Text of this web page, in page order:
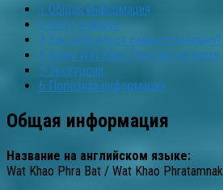
1 Общая информация
2 Фото и видео
3 Как добраться самостоятельно?
4 Храм Wat Khao Phra Bat на карте
5 Экскурсии
6 Полезная информация
Общая информация
Название на английском языке:
Wat Khao Phra Bat / Wat Khao Phratamnak